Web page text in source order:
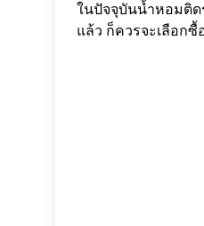
ในปัจจุบันน้ำหอมติ
แล้ว ก็ควรจะเลือกซื้